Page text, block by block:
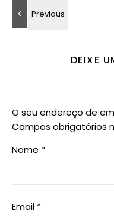
DEIXE
O seu endereço de
Campos obrigatórios
Nome *
Email *